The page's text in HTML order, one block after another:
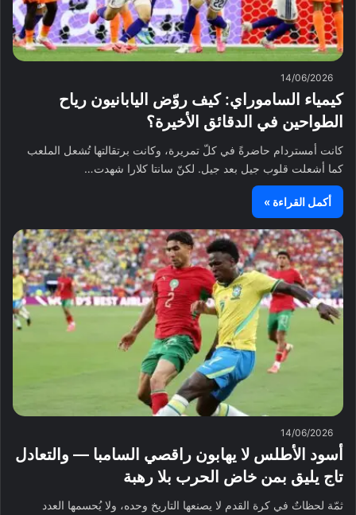
14/06/2026
كيمياء الساموراي: كيف روّض اليابانيون رياح
الطواحين في الدقائق الأخيرة؟
كانت أمستردام حاضرةً في كلّ تمريرة، وكانت برتقالتها تُشعل الملعب
كما أشعلت قلوب جيل بعد جيل. لكنّ سانتا كلارا شهدت…
أكمل القراءة »
14/06/2026
أسود الأطلس لا يهابون راقصي السامبا — والتعادل
تاج يليق بمن خاض الحرب بلا رهبة
ثمّة لحظاتٌ في كرة القدم لا يصنعها التاريخ وحده، ولا يُحسمها العدد